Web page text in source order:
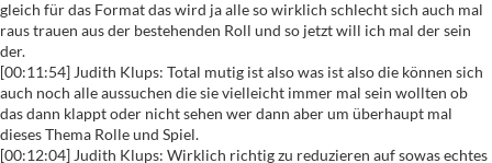
gleich für das Format das wird ja alle so wirklich schlecht sich auch mal
raus trauen aus der bestehenden Roll und so jetzt will ich mal der sein
der.
[00:11:54] Judith Klups: Total mutig ist also was ist also die können sich
auch noch alle aussuchen die sie vielleicht immer mal sein wollten ob
das dann klappt oder nicht sehen wer dann aber um überhaupt mal
dieses Thema Rolle und Spiel.
[00:12:04] Judith Klups: Wirklich richtig zu reduzieren auf sowas echtes